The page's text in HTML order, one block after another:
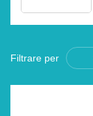
Filtrare per